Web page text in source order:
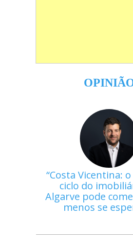
Costa Vicentina:
ciclo do
Algarve pode
menos se